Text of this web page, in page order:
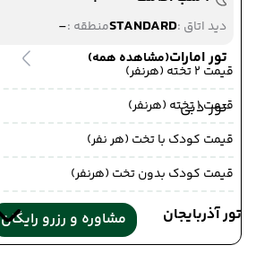
تور امارات(مشاهده همه)
تور دبی
تور آذربایجان
دید اتاق :STANDARDمنطقه :-
قیمت 2 تخته (هرنفر)
قیمت 1 تخته (هرنفر)
قیمت کودک با تخت (هر نفر)
قیمت کودک بدون تخت (هرنفر)
مشاوره و رزرو رایگان